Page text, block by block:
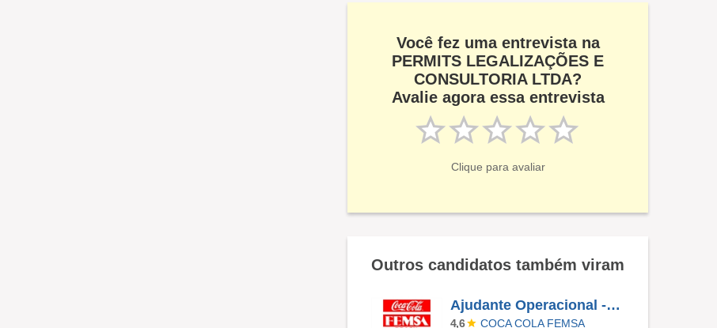
Você fez uma entrevista na
PERMITS LEGALIZAÇÕES E
CONSULTORIA LTDA?
Avalie agora essa entrevista
Clique para avaliar
Outros candidatos também viram
Ajudante Operacional - CD ABC
4,6 COCA COLA FEMSA